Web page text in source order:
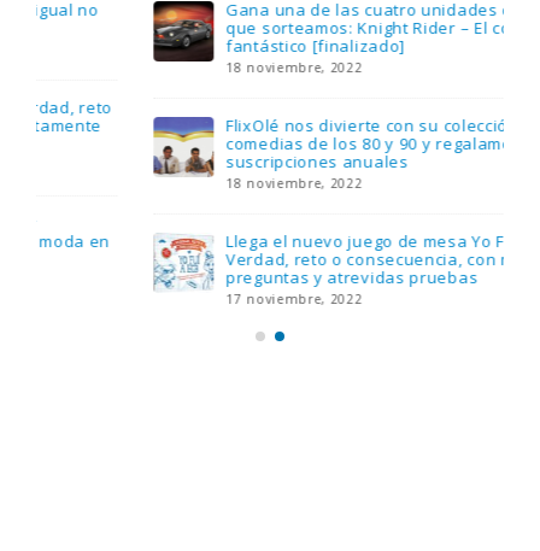
Gana una de las cuatro unidades de PLAYMOBIL
que sorteamos: Knight Rider – El coche
fantástico [finalizado]
18 noviembre, 2022
FlixOlé nos divierte con su colección de
comedias de los 80 y 90 y regalamos tres
suscripciones anuales
18 noviembre, 2022
Llega el nuevo juego de mesa Yo Fui a EGB:
Verdad, reto o consecuencia, con más
preguntas y atrevidas pruebas
17 noviembre, 2022